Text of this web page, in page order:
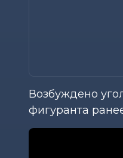
Возбуждено
фигуранта